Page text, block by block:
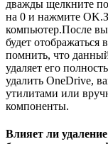
дважды щелкните по
на 0 и нажмите
компьютер.После
будет
помнить, что
удаляет его
удалить OneDrive,
утилитами или
компоненты.
Влияет ли